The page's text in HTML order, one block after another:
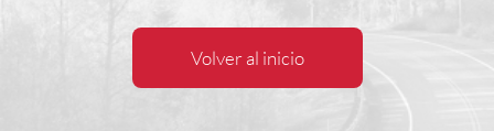
Volver al inicio